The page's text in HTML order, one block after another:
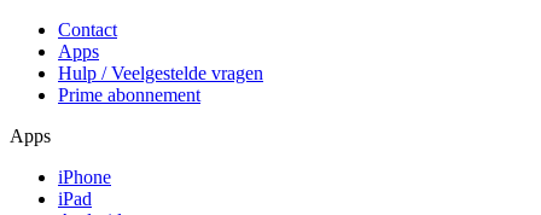
Contact
Apps
Hulp / Veelgestelde vragen
Prime abonnement
Apps
iPhone
iPad